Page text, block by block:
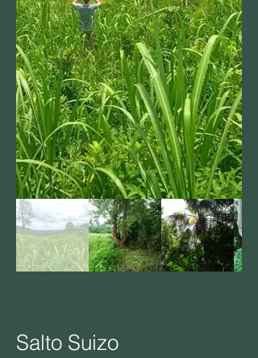
Salto Suizo